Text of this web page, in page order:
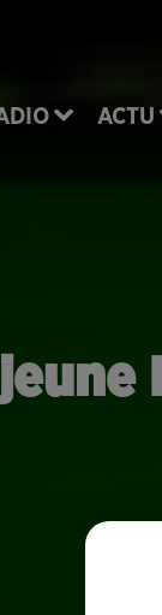
ACTU